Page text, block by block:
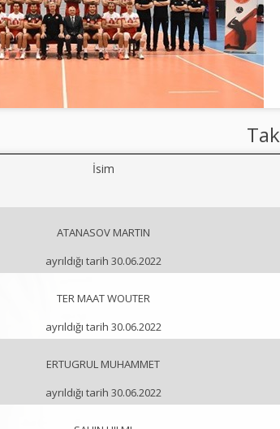
İsim
ATANASOV MARTIN
ayrıldığı tarih 30.06.2022
TER MAAT WOUTER
ayrıldığı tarih 30.06.2022
ERTUGRUL MUHAMMET
ayrıldığı tarih 30.06.2022